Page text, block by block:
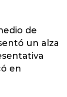
de
un alza
en